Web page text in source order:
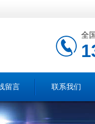
全
留言 联系我们